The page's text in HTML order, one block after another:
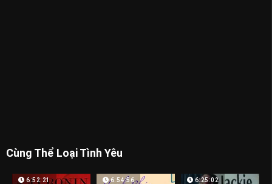
Cùng Thể Loại Tình Yêu
6:52:21 6:54:56 6:25:02